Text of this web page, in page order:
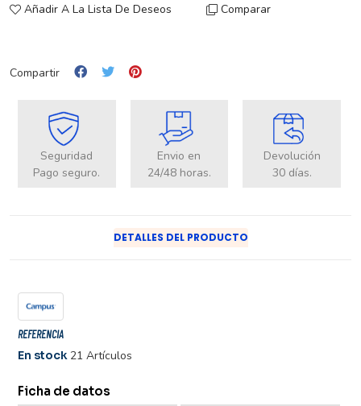
Añadir A La Lista De Deseos Comparar
Compartir
Seguridad
Pago seguro.
Envio en
24/48 horas.
Devolución
30 días.
DETALLES DEL PRODUCTO
REFERENCIA
En stock 21 Artículos
Ficha de datos